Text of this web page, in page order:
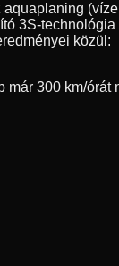
3S-
közül:
300 km/órát